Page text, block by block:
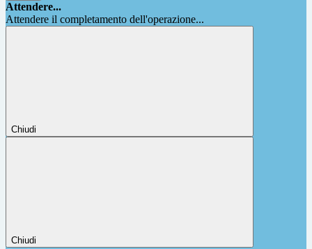
Attendere...
Attendere il completamento dell'operazione...
Chiudi
Chiudi